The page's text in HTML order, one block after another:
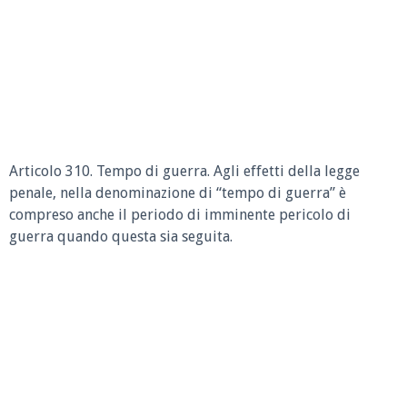
Articolo 310. Tempo di guerra. Agli effetti della legge
penale, nella denominazione di “tempo di guerra” è
compreso anche il periodo di imminente pericolo di
guerra quando questa sia seguita.